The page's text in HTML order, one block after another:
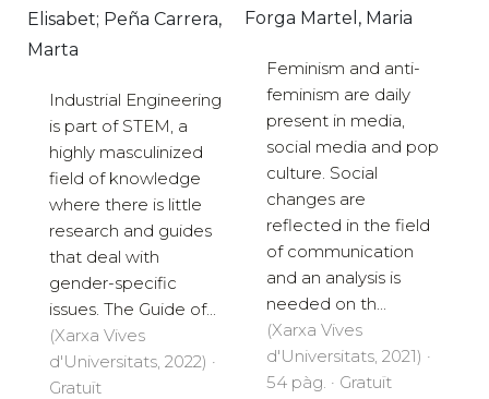
Elisabet; Peña Carrera,
Marta
Industrial Engineering
is part of STEM, a
highly masculinized
field of knowledge
where there is little
research and guides
that deal with
gender-specific
issues. The Guide of...
(Xarxa Vives
d'Universitats, 2022) ·
Gratuït
Forga Martel, Maria
Feminism and anti-
feminism are daily
present in media,
social media and pop
culture. Social
changes are
reflected in the field
of communication
and an analysis is
needed on th...
(Xarxa Vives
d'Universitats, 2021) ·
54 pàg. · Gratuït